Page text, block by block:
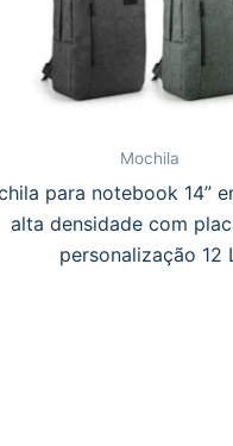
Mochila
para notebook 14”
alta densidade com
personalização 12